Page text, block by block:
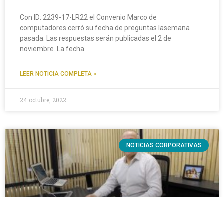
Con ID: 2239-17-LR22 el Convenio Marco de
computadores cerró su fecha de preguntas lasemana
pasada. Las respuestas serán publicadas el 2 de
noviembre. La fecha
LEER NOTICIA COMPLETA »
24 octubre, 2022
NOTICIAS CORPORATIVAS